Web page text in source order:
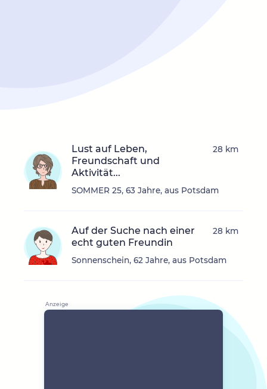
Lust auf Leben,
Freundschaft und
Aktivität...
SOMMER 25, 63 Jahre, aus Potsdam
28 km
Auf der Suche nach einer
echt guten Freundin
Sonnenschein, 62 Jahre, aus Potsdam
28 km